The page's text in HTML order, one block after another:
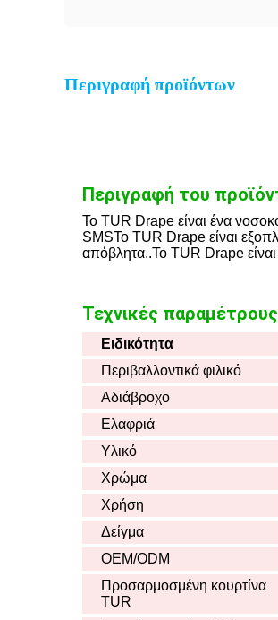
Περιγραφή προϊόντων
Περιγραφή του
Το TUR Drape είναι ένα
SMSΤο TUR Drape είναι
απόβλητα..Το TUR Drape είναι
Τεχνικές
Ειδικότητα
Περιβαλλοντικά φιλικό
Αδιάβροχο
Ελαφριά
Υλικό
Χρώμα
Χρήση
Δείγμα
OEM/ODM
Προσαρμοσμένη κουρτίνα
TUR